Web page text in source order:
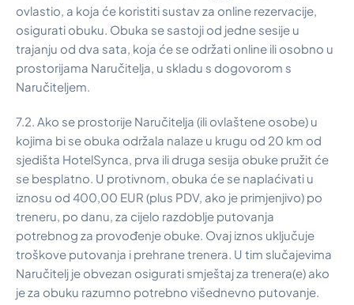
ovlastio, a koja će koristiti sustav za online rezervacije,
osigurati obuku. Obuka se sastoji od jedne sesije u
trajanju od dva sata, koja će se održati online ili osobno u
prostorijama Naručitelja, u skladu s dogovorom s
Naručiteljem.
7.2. Ako se prostorije Naručitelja (ili ovlaštene osobe) u
kojima bi se obuka održala nalaze u krugu od 20 km od
sjedišta HotelSynca, prva ili druga sesija obuke pružit će
se besplatno. U protivnom, obuka će se naplaćivati u
iznosu od 400,00 EUR (plus PDV, ako je primjenjivo) po
treneru, po danu, za cijelo razdoblje putovanja
potrebnog za provođenje obuke. Ovaj iznos uključuje
troškove putovanja i prehrane trenera. U tim slučajevima
Naručitelj je obvezan osigurati smještaj za trenera(e) ako
je za obuku razumno potrebno višednevno putovanje.